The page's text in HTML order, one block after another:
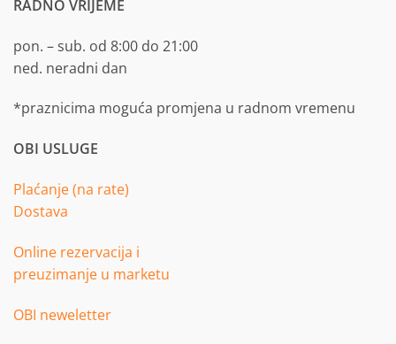
RADNO VRIJEME
pon. – sub. od 8:00 do 21:00
ned. neradni dan
*praznicima moguća promjena u radnom vremenu
OBI USLUGE
Plaćanje (na rate)
Dostava
Online rezervacija i
preuzimanje u marketu
OBI neweletter